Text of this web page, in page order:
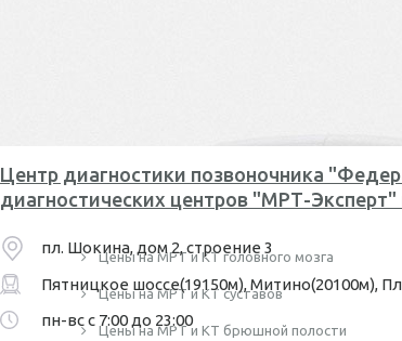
Центр диагностики позвоночника
диагностических центров "МРТ-Эксперт"
пл. Шокина, дом 2, строение 3
Пятницкое шоссе(19150м), Митино(20100м),
пн-вс с 7:00 до 23:00
Цены на МРТ и КТ головного мозга
Цены на МРТ и КТ суставов
Цены на МРТ и КТ брюшной полости